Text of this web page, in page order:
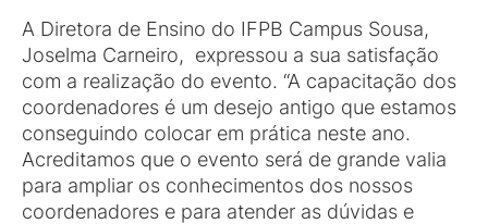
A Diretora de Ensino do IFPB Campus Sousa,
Joselma Carneiro, expressou a sua satisfação
com a realização do evento. “A capacitação dos
coordenadores é um desejo antigo que estamos
conseguindo colocar em prática neste ano.
Acreditamos que o evento será de grande valia
para ampliar os conhecimentos dos nossos
coordenadores e para atender as dúvidas e